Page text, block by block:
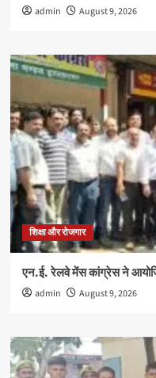
admin August 9, 2026
शिक्षा और रोजगार
एन.ई. रेलवे मेंस कांग्रेस ने
admin August 9, 2026